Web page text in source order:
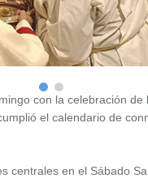
con la celebración de
el calendario de
centrales en el Sábado